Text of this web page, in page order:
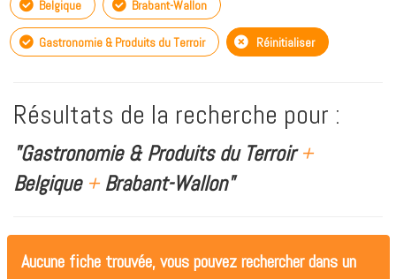
Belgique Brabant-Wallon
Gastronomie & Produits du Terroir Réinitialiser
Résultats de la recherche pour :
"Gastronomie & Produits du Terroir+
Belgique +Brabant-Wallon"
Aucune fiche trouvée, vous pouvez rechercher dans un